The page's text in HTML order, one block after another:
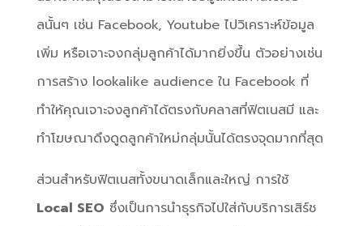
ลนั้นๆ เช่น Facebook, Youtube ไปวิเคราะห์ข้อมูล
เพิ่ม หรือเจาะจงกลุ่มลูกค้าได้มากยิ่งขึ้น ตัวอย่างเช่น
การสร้าง lookalike audience ใน Facebook ที่
ทำให้คุณเจาะจงลูกค้าได้ตรงกับคลาสที่ฟิตเนสมี และ
ทำโฆษณาดึงดูดลูกค้าใหม่กลุ่มนั้นได้ตรงจุดมากที่สุด
ส่วนสำหรับฟิตเนสทั้งขนาดเล็กและใหญ่ การใช้
Local SEO ซึ่งเป็นการนำธุรกิจไปใส่กับบริการเสิร์ช